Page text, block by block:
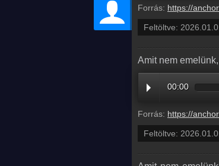
Forrás: https://anchor.fm/s/619b4f2c/podcast/play/113360400/
Feltöltve:
Amit nem
00:00
Forrás: https://anchor.fm/s/619b4f2c/podcast/play/113360400/
Feltöltve: